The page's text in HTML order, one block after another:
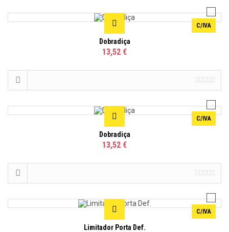
C/IVA
Dobradiça
13,52 €
C/IVA
Dobradiça
13,52 €
C/IVA
Limitador Porta Def.